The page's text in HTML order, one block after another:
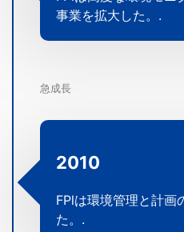
事業を拡大した。.
2010
FPlは環境管理と計画
た。.
急成長